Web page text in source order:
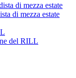
di mezza estate
di mezza estate
del RILL